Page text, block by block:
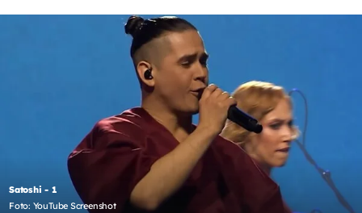
Satoshi - 1
Foto: YouTube Screenshot